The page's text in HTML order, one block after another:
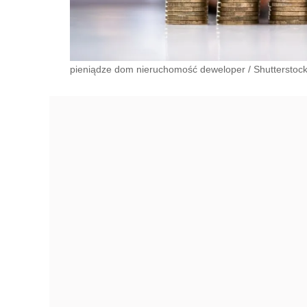
pieniądze dom nieruchomość deweloper / Shutterstock